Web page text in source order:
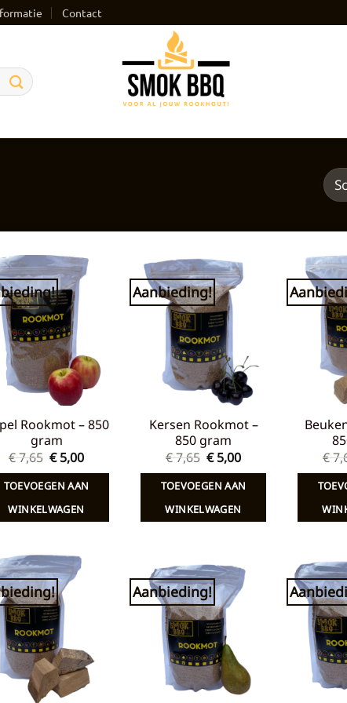
Contact
Toevoegen
aan
verlanglijst
Rookmot – 850
gram
€7,65 Oorspronkelijke
prijs
was:
€ 7,65.
€5,00Huidige
is:
€ 5,00.
TOEVOEGEN AAN
WINKELWAGEN
Aanbieding!
Toevoegen
aan
verlanglijst
Kersen Rookmot –
850 gram
€7,65 Oorspronkelijke
prijs
was:
€ 7,65.
€5,00Huidige
is:
€ 5,00.
TOEVOEGEN AAN
WINKELWAGEN
€
Toevoegen
verlanglijst
Aanbieding!
Toevoegen
verlanglijst